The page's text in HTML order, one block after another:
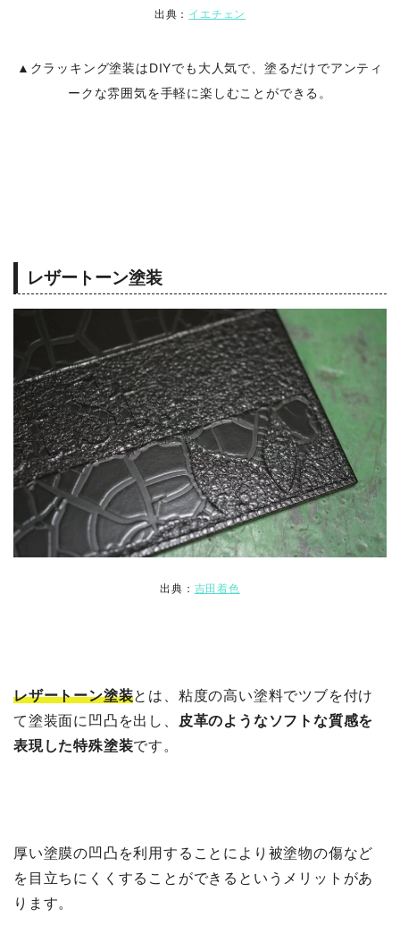
出典： イエチェン
▲クラッキング塗装はDIYでも大人気で、塗るだけでアンティ
ークな雰囲気を手軽に楽しむことができる。
レザートーン塗装
出典： 吉田着色
レザートーン塗装とは、粘度の高い塗料でツブを付け
て塗装面に凹凸を出し、
皮革のようなソフトな質感を
表現した特殊塗装です。
厚い塗膜の凹凸を利用することにより被塗物の傷など
を目立ちにくくすることができるというメリットがあ
ります。